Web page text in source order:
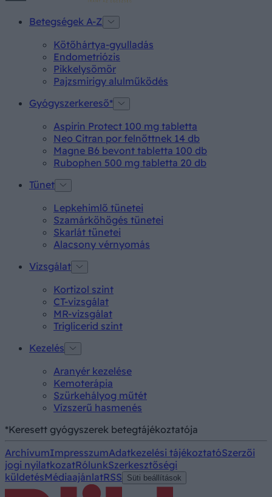
Betegségek A-Z
Kötőhártya-gyulladás
Endometriózis
Pikkelysömör
Pajzsmirigy alulműködés
Gyógyszerkereső*
Aspirin Protect 100 mg tabletta
Neo Citran por felnőttnek 14 db
Magne B6 bevont tabletta 100 db
Rubophen 500 mg tabletta 20 db
Tünet
Lepkehimlő tünetei
Szamárköhögés tünetei
Skarlát tünetei
Alacsony vérnyomás
Vizsgálat
Kortizol szint
CT-vizsgálat
MR-vizsgálat
Triglicerid szint
Kezelés
Aranyér kezelése
Kemoterápia
Szürkehályog műtét
Vízszerű hasmenés
*Keresett gyógyszerek betegtájékoztatója
ArchívumImpresszumAdatkezelési tájékoztatóSzerzői
jogi nyilatkozatRólunkSzerkesztőségi
küldetésMédiaajánlatRSS Süti beállítások